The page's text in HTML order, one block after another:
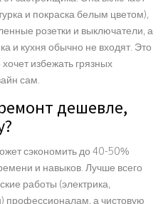
и покраска белым цветом),
розетки и выключатели, а
и кухня обычно не входят. Это
избежать грязных
сам.
дешевле,
сэкономить до 40-50%
и навыков. Лучше всего
работы (электрика,
профессионалам, а чистовую